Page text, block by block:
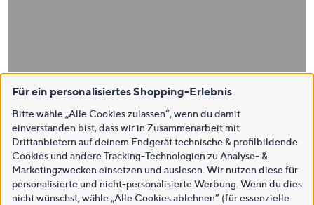
Für ein personalisiertes Shopping-Erlebnis
Bitte wähle „Alle Cookies zulassen“, wenn du damit
einverstanden bist, dass wir in Zusammenarbeit mit
Drittanbietern auf deinem Endgerät technische & profilbildende
Cookies und andere Tracking-Technologien zu Analyse- &
Marketingzwecken einsetzen und auslesen. Wir nutzen diese für
personalisierte und nicht-personalisierte Werbung. Wenn du dies
nicht wünschst, wähle „Alle Cookies ablehnen“ (für essenzielle